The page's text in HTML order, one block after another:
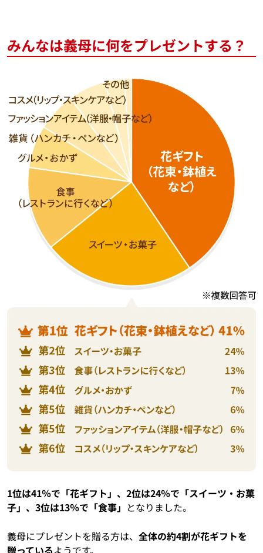
みんなは義母に何をプレゼントする？
1位は41％で「花ギフト」、2位は24％で「スイーツ・お菓
子」、3位は13％で「食事」 となりました。
義母にプレゼントを贈る方は、全体の約4割が花ギフトを
贈っているようです。